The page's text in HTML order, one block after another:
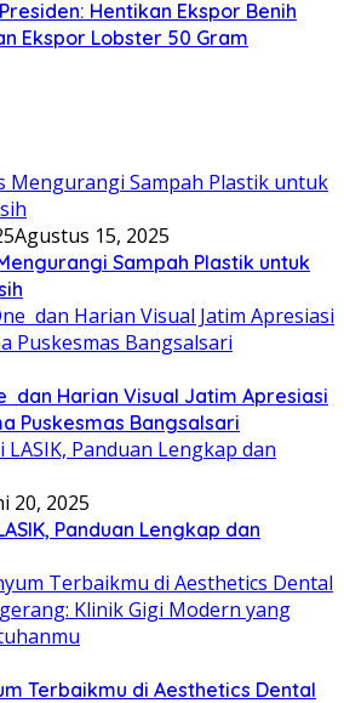
Hentikan Ekspor Benih
Ekspor Lobster 50 Gram
Agustus 15, 2025
Sampah Plastik untuk
dan Harian Visual Jatim Apresiasi
Puskesmas Bangsalsari
20, 2025
Panduan Lengkap dan
Terbaikmu di Aesthetics Dental